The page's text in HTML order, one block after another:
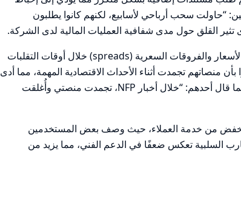
“حاولت سحب أرباحي لأسابيع، لكنهم كانوا يطلبون
القلق حول مدى شفافية العمليات المالية لدى الشركة.
علاوة على ذلك، هناك شكاوى حول تلاعب الأسعار والفروقات السعرية (spreads) خلال أوقات التقلبات
منصاتهم تجمدت أثناء الأحداث الاقتصادية المهمة، مما أدى
إلى خسائر كبيرة بسبب الانزلاق السعري. كما قال أحدهم: “خلال أخبار NFP، تجمدت منصتي وأُغلقت
من خدمة العملاء، حيث وصف بعض المستخدمين
السلبية تعكس ضعفًا في الدعم الفني، مما يزيد من